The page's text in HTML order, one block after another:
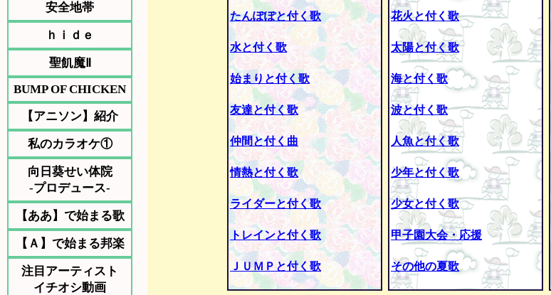
安全地帯
ｈｉｄｅ
聖飢魔Ⅱ
BUMP OF CHICKEN
【アニソン】紹介
私のカラオケ①
向日葵せい体院
-プロデュース-
【ああ】で始まる歌
【Ａ】で始まる邦楽
注目アーティスト
イチオシ動画
たんぽぽと付く歌
水と付く歌
始まりと付く歌
友達と付く歌
仲間と付く曲
情熱と付く歌
ライダーと付く歌
トレインと付く歌
ＪＵＭＰと付く歌
花火と付く歌
太陽と付く歌
海と付く歌
波と付く歌
人魚と付く歌
少年と付く歌
少女と付く歌
甲子園大会・応援
その他の夏歌